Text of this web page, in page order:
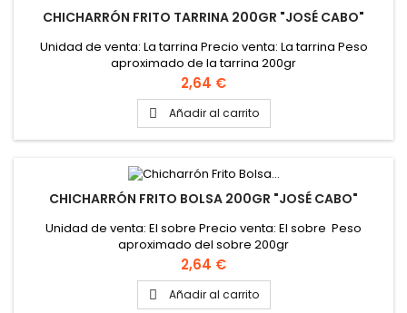
CHICHARRÓN FRITO TARRINA 200GR "JOSÉ CABO"
Unidad de venta: La tarrina Precio venta: La tarrina Peso
aproximado de la tarrina 200gr
Precio
2,64 €
 Añadir al carrito
CHICHARRÓN FRITO BOLSA 200GR "JOSÉ CABO"
Unidad de venta: El sobre Precio venta: El sobre Peso
aproximado del sobre 200gr
Precio
2,64 €
 Añadir al carrito